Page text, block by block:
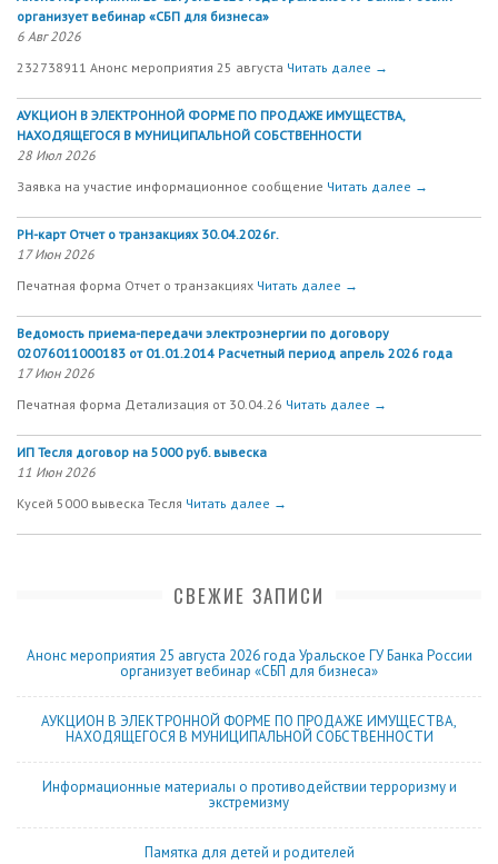
организует вебинар «СБП для бизнеса»
6 Авг 2026
232738911 Анонс мероприятия 25 августа Читать далее →
АУКЦИОН В ЭЛЕКТРОННОЙ ФОРМЕ ПО ПРОДАЖЕ ИМУЩЕСТВА,
НАХОДЯЩЕГОСЯ В МУНИЦИПАЛЬНОЙ СОБСТВЕННОСТИ
28 Июл 2026
Заявка на участие информационное сообщение Читать далее →
РН-карт Отчет о транзакциях 30.04.2026г.
17 Июн 2026
Печатная форма Отчет о транзакциях Читать далее →
Ведомость приема-передачи электроэнергии по договору
02076011000183 от 01.01.2014 Расчетный период апрель 2026 года
17 Июн 2026
Печатная форма Детализация от 30.04.26 Читать далее →
ИП Тесля договор на 5000 руб. вывеска
11 Июн 2026
Кусей 5000 вывеска Тесля Читать далее →
СВЕЖИЕ ЗАПИСИ
Анонс мероприятия 25 августа 2026 года Уральское ГУ Банка России
организует вебинар «СБП для бизнеса»
АУКЦИОН В ЭЛЕКТРОННОЙ ФОРМЕ ПО ПРОДАЖЕ ИМУЩЕСТВА,
НАХОДЯЩЕГОСЯ В МУНИЦИПАЛЬНОЙ СОБСТВЕННОСТИ
Информационные материалы о противодействии терроризму и
экстремизму
Памятка для детей и родителей